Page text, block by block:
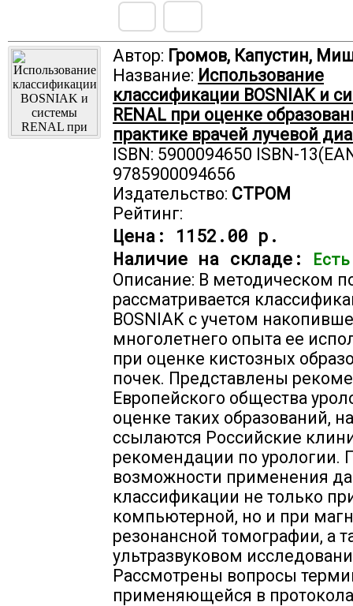
Автор: Громов, Капустин,
Название: Использование
классификации BOSNIAK и
RENAL при оценке
практике врачей лучевой
ISBN: 5900094650 ISBN-
9785900094656
Издательство: СТРОМ
Рейтинг:
Цена: 1152.00 р.
Наличие на складе:
Описание: В методическом
рассматривается
BOSNIAK с учетом
многолетнего опыта ее
при оценке кистозных
почек. Представлены
Европейского общества
оценке таких образований,
ссылаются Российские
рекомендации по урологии.
возможности применения
классификации не только
компьютерной, но и при
резонансной томографии, а
ультразвуковом
Рассмотрены вопросы
применяющейся в